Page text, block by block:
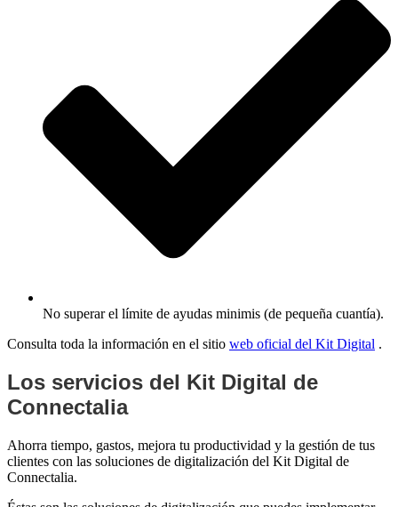
No superar el límite de ayudas minimis (de pequeña cuantía).
Consulta toda la información en el sitio web oficial del Kit Digital .
Los servicios del Kit Digital de
Connectalia
Ahorra tiempo, gastos, mejora tu productividad y la gestión de tus
clientes con las soluciones de digitalización del Kit Digital de
Connectalia.